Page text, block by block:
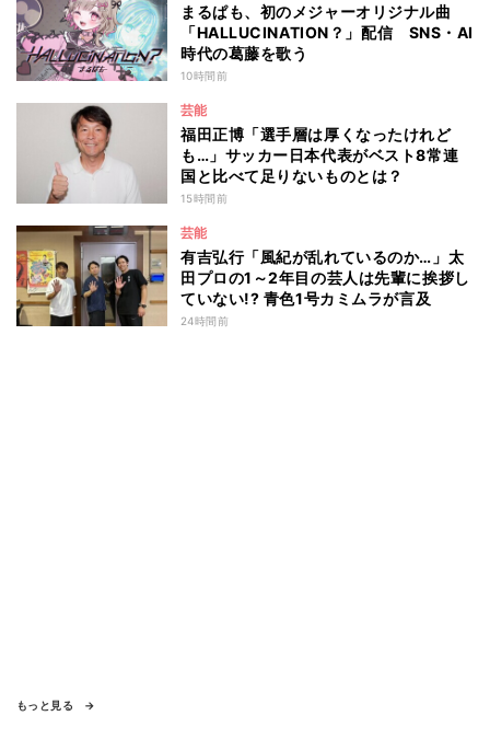
まるぱも、初のメジャーオリジナル曲
「HALLUCINATION？」配信 SNS・AI
時代の葛藤を歌う
10時間前
芸能
福田正博「選手層は厚くなったけれど
も…」サッカー日本代表がベスト8常連
国と比べて足りないものとは？
15時間前
芸能
有吉弘行「風紀が乱れているのか…」太
田プロの1～2年目の芸人は先輩に挨拶し
ていない!? 青色1号カミムラが言及
24時間前
もっと見る